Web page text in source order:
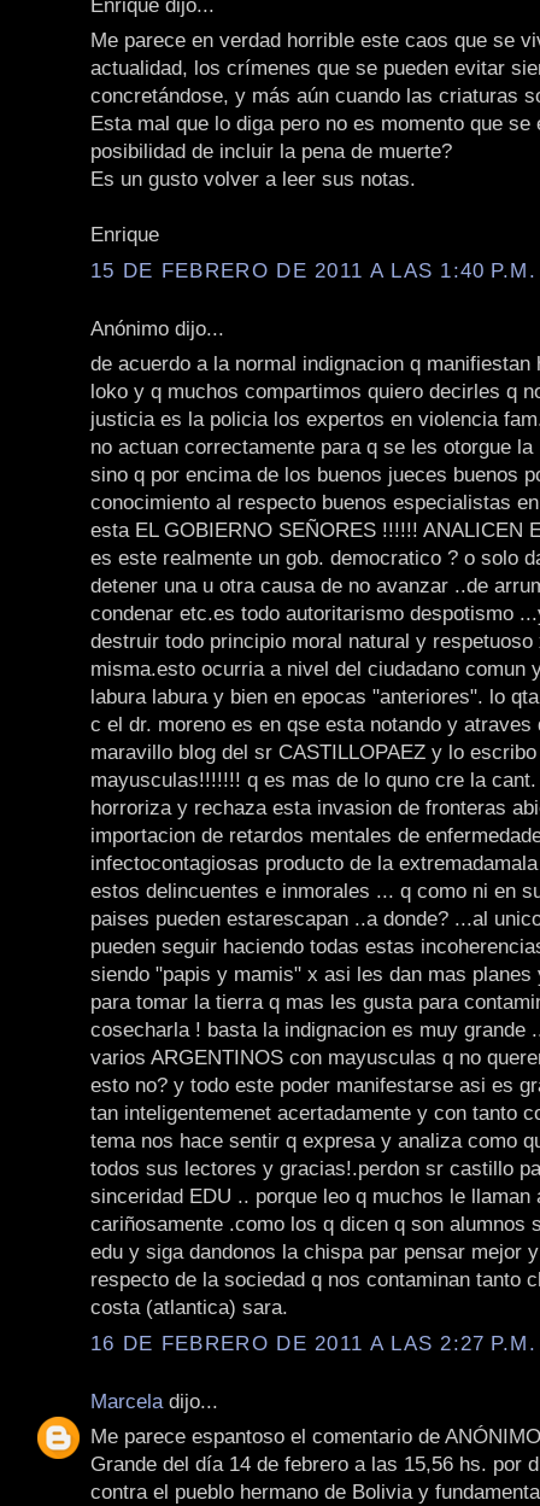
Me parece en verdad horrible este caos que se
actualidad, los crímenes que se pueden evitar
concretándose, y más aún cuando las criaturas
Esta mal que lo diga pero no es momento que se
posibilidad de incluir la pena de muerte?
Es un gusto volver a leer sus notas.
Enrique
15 DE FEBRERO DE 2011 A LAS 1:40 P.M.
Anónimo dijo...
de acuerdo a la normal indignacion q manifiestan
loko y q muchos compartimos quiero decirles q
justicia es la policia los expertos en violencia
no actuan correctamente para q se les otorgue la
sino q por encima de los buenos jueces buenos
conocimiento al respecto buenos especialistas
esta EL GOBIERNO SEÑORES !!!!!! ANALICEN
es este realmente un gob. democratico ? o solo
detener una u otra causa de no avanzar ..de
condenar etc.es todo autoritarismo despotismo
destruir todo principio moral natural y respetuoso
misma.esto ocurria a nivel del ciudadano comun
labura labura y bien en epocas "anteriores". lo
c el dr. moreno es en qse esta notando y atraves
maravillo blog del sr CASTILLOPAEZ y lo
mayusculas!!!!!!! q es mas de lo quno cre la
horroriza y rechaza esta invasion de fronteras
importacion de retardos mentales de
infectocontagiosas producto de la
estos delincuentes e inmorales ... q como ni en
paises pueden estarescapan ..a donde? ...al
pueden seguir haciendo todas estas
siendo "papis y mamis" x asi les dan mas planes
para tomar la tierra q mas les gusta para
cosecharla ! basta la indignacion es muy grande
varios ARGENTINOS con mayusculas q no
esto no? y todo este poder manifestarse asi es
tan inteligentemenet acertadamente y con tanto
tema nos hace sentir q expresa y analiza como
todos sus lectores y gracias!.perdon sr castillo
sinceridad EDU .. porque leo q muchos le llaman
cariñosamente .como los q dicen q son alumnos
edu y siga dandonos la chispa par pensar mejor
respecto de la sociedad q nos contaminan tanto
costa (atlantica) sara.
16 DE FEBRERO DE 2011 A LAS 2:27 P.M.
Marcela dijo...
Me parece espantoso el comentario de
Grande del día 14 de febrero a las 15,56 hs. por
contra el pueblo hermano de Bolivia y